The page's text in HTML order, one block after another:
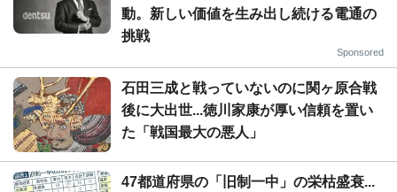
動。新しい価値を生み出し続ける電通の
挑戦
Sponsored
石田三成と戦っていないのに関ヶ原合戦
後に大出世...徳川家康が厚い信頼を置い
た「戦国最大の悪人」
47都道府県の「旧制一中」の栄枯盛衰...